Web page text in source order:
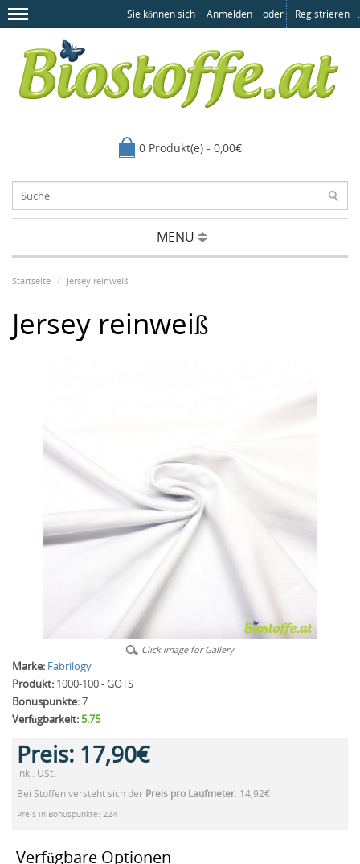
Sie können sich Anmelden oder Registrieren .
0 Produkt(e) - 0,00€
MENU
Startseite Jersey reinweiß
Jersey reinweiß
Click image for Gallery
Marke: Fabrilogy
Produkt: 1000-100 - GOTS
Bonuspunkte:7
Verfügbarkeit:5.75
Preis: 17,90€
inkl. USt.
Bei Stoffen versteht sich der Preis pro Laufmeter. 14,92€
Preis in Bonuspunkte: 224
Verfügbare Optionen